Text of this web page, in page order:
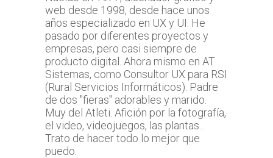
web desde 1998, desde hace unos
años especializado en UX y UI. He
pasado por diferentes proyectos y
empresas, pero casi siempre de
producto digital. Ahora mismo en AT
Sistemas, como Consultor UX para RSI
(Rural Servicios Informáticos). Padre
de dos "fieras" adorables y marido.
Muy del Atleti. Afición por la fotografía,
el video, videojuegos, las plantas...
Trato de hacer todo lo mejor que
puedo.